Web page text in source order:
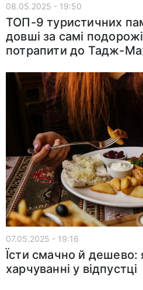
08.05.2025 - 19:50
ТОП-9 туристичних
довші за самі
потрапити до Тадж-
07.05.2025 - 19:16
Їсти смачно й дешево:
харчуванні у відпустці